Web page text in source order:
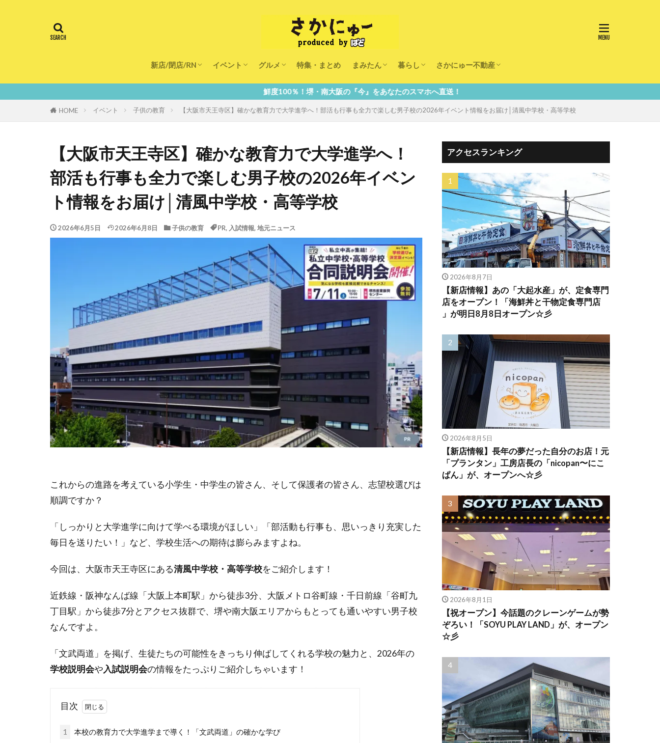
新店/閉店/RN イベント グルメ
ランチ
カフェ
特集・まとめ まみたん
まみたんイベント・おでかけ
習い事・キャンペーン
幼稚園・こども園・保育園
暮らし
医療
美容・健康
大人の習い事
キッズ
子供の教育
子供の習い事
おしごと
さかにゅー不動産
住宅
リフォーム
鮮度100％！堺・南大阪の『今』をあなたのスマホへ直送！
HOME イベント 子供の教育 【大阪市天王寺区】確かな教育力で大学進学へ！部活も行事も全力で楽しむ男子校の2026年イベント情報をお届け│清風中学校・高等学校
【大阪市天王寺区】確かな教育力で大学進学へ！
部活も行事も全力で楽しむ男子校の2026年イベン
ト情報をお届け│清風中学校・高等学校
2026年6月5日 2026年6月8日 子供の教育 PR, 入試情報, 地元ニュース
これからの進路を考えている小学生・中学生の皆さん、そして保護者の皆さん、志望校選びは
順調ですか？
「しっかりと大学進学に向けて学べる環境がほしい」「部活動も行事も、思いっきり充実した
毎日を送りたい！」など、学校生活への期待は膨らみますよね。
今回は、大阪市天王寺区にある清風中学校・高等学校をご紹介します！
近鉄線・阪神なんば線「大阪上本町駅」から徒歩3分、大阪メトロ谷町線・千日前線「谷町九
丁目駅」から徒歩7分とアクセス抜群で、堺や南大阪エリアからもとっても通いやすい男子校
なんですよ。
「文武両道」を掲げ、生徒たちの可能性をきっちり伸ばしてくれる学校の魅力と、2026年の
学校説明会や入試説明会の情報をたっぷりご紹介しちゃいます！
目次
1 本校の教育力で大学進学まで導く！「文武両道」の確かな学び
アクセスランキング
2026年8月7日
【新店情報】あの「大起水産」が、定食専門
店をオープン！「海鮮丼と干物定食専門店
」が明日8月8日オープン☆彡
2026年8月5日
【新店情報】長年の夢だった自分のお店！元
「プランタン」工房店長の「nicopan〜にこ
ぱん」が、オープンへ☆彡
2026年8月1日
【祝オープン】今話題のクレーンゲームが勢
ぞろい！「SOYU PLAY LAND」が、オープン
☆彡